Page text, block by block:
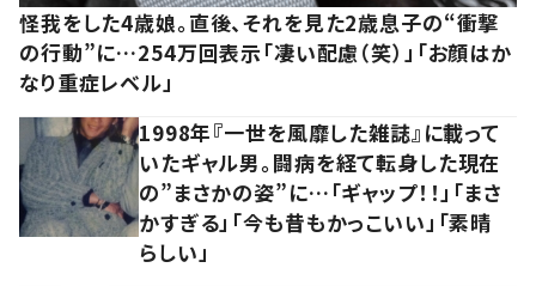
怪我をした4歳娘。直後、それを見た2歳息子の“衝撃
の行動”に…254万回表示「凄い配慮（笑）」「お顔はか
なり重症レベル」
1998年『一世を風靡した雑誌』に載って
いたギャル男。闘病を経て転身した現在
の”まさかの姿”に…「ギャップ！！」「まさ
かすぎる」「今も昔もかっこいい」「素晴
らしい」